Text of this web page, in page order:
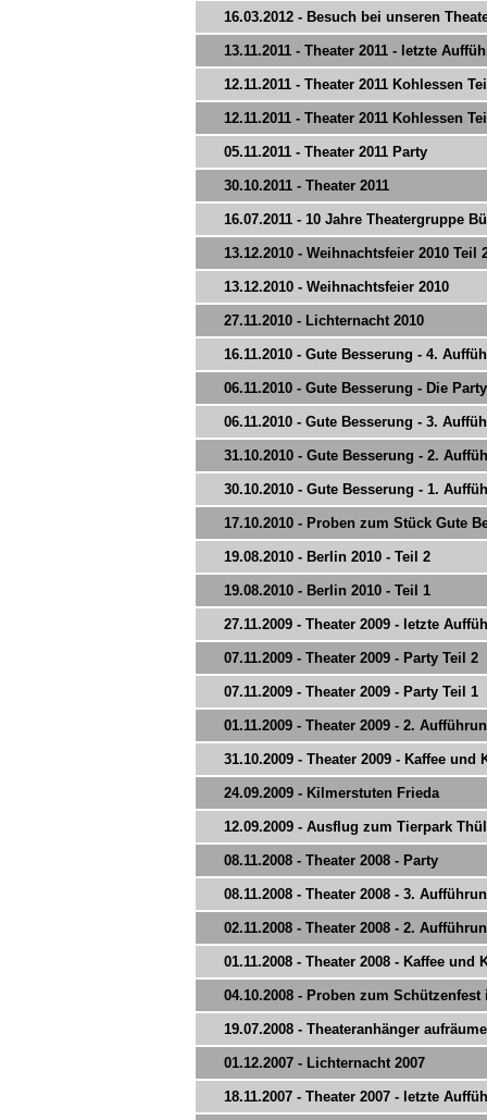
16.03.2012 - Besuch bei unseren
13.11.2011 - Theater 2011 - letzte
12.11.2011 - Theater 2011 Kohlessen
12.11.2011 - Theater 2011 Kohlessen
05.11.2011 - Theater 2011 Party
30.10.2011 - Theater 2011
16.07.2011 - 10 Jahre Theatergruppe
13.12.2010 - Weihnachtsfeier 2010 Teil
13.12.2010 - Weihnachtsfeier 2010
27.11.2010 - Lichternacht 2010
16.11.2010 - Gute Besserung - 4.
06.11.2010 - Gute Besserung - Die Party
06.11.2010 - Gute Besserung - 3.
31.10.2010 - Gute Besserung - 2.
30.10.2010 - Gute Besserung - 1.
17.10.2010 - Proben zum Stück Gute
19.08.2010 - Berlin 2010 - Teil 2
19.08.2010 - Berlin 2010 - Teil 1
27.11.2009 - Theater 2009 - letzte
07.11.2009 - Theater 2009 - Party Teil 2
07.11.2009 - Theater 2009 - Party Teil 1
01.11.2009 - Theater 2009 - 2.
31.10.2009 - Theater 2009 - Kaffee und
24.09.2009 - Kilmerstuten Frieda
12.09.2009 - Ausflug zum Tierpark
08.11.2008 - Theater 2008 - Party
08.11.2008 - Theater 2008 - 3.
02.11.2008 - Theater 2008 - 2.
01.11.2008 - Theater 2008 - Kaffee und
04.10.2008 - Proben zum
19.07.2008 - Theateranhänger
01.12.2007 - Lichternacht 2007
18.11.2007 - Theater 2007 - letzte